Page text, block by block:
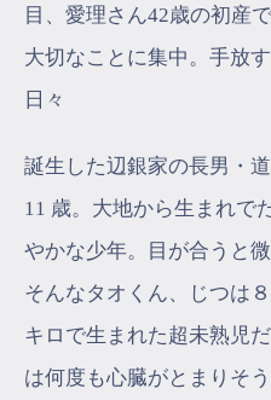
目、愛理さん42歳の初産で
大切なことに集中。手放
日々
誕生した辺銀家の長男・
11 歳。大地から生まれで
やかな少年。目が合うと微
そんなタオくん、じつは
キロで生まれた超未熟児
は何度も心臓がとまりそ